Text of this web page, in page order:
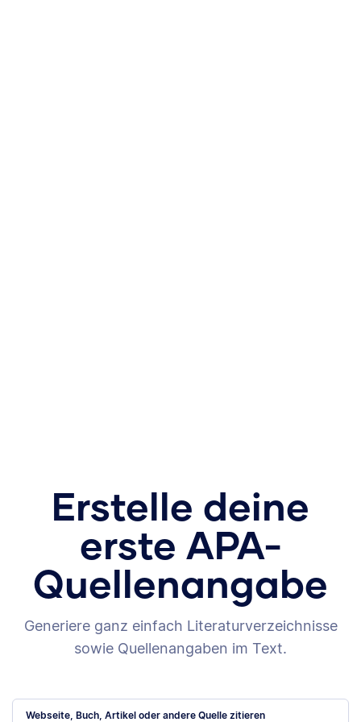
Erstelle deine
erste APA-
Quellenangabe
Generiere ganz einfach Literaturverzeichnisse
sowie Quellenangaben im Text.
Webseite, Buch, Artikel oder andere Quelle zitieren